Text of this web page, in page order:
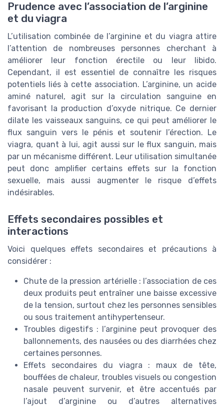
Prudence avec l’association de l’arginine
et du viagra
L’utilisation combinée de l’arginine et du viagra attire
l’attention de nombreuses personnes cherchant à
améliorer leur fonction érectile ou leur libido.
Cependant, il est essentiel de connaître les risques
potentiels liés à cette association. L’arginine, un acide
aminé naturel, agit sur la circulation sanguine en
favorisant la production d’oxyde nitrique. Ce dernier
dilate les vaisseaux sanguins, ce qui peut améliorer le
flux sanguin vers le pénis et soutenir l’érection. Le
viagra, quant à lui, agit aussi sur le flux sanguin, mais
par un mécanisme différent. Leur utilisation simultanée
peut donc amplifier certains effets sur la fonction
sexuelle, mais aussi augmenter le risque d’effets
indésirables.
Effets secondaires possibles et
interactions
Voici quelques effets secondaires et précautions à
considérer :
Chute de la pression artérielle : l’association de ces
deux produits peut entraîner une baisse excessive
de la tension, surtout chez les personnes sensibles
ou sous traitement antihypertenseur.
Troubles digestifs : l’arginine peut provoquer des
ballonnements, des nausées ou des diarrhées chez
certaines personnes.
Effets secondaires du viagra : maux de tête,
bouffées de chaleur, troubles visuels ou congestion
nasale peuvent survenir, et être accentués par
l’ajout d’arginine ou d’autres alternatives